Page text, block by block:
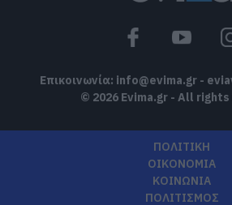
Επικοινωνία: info@evima.gr -
© 2026 Evima.gr - All
ΠΟΛΙΤΙΚΗ
ΟΙΚΟΝΟΜΙΑ
ΚΟΙΝΩΝΙΑ
ΠΟΛΙΤΙΣΜΟΣ